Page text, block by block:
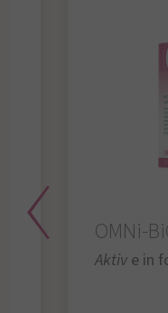
OMNi-
Aktiv e in